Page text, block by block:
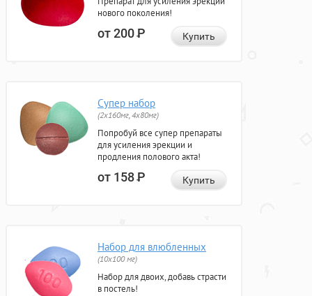
нового поколения!
от 200Р Купить
Супер набор
(2х160мг, 4х80мг)
Попробуй все супер препараты
для усиления эрекции и
продления полового акта!
от 158Р Купить
Набор для влюбленных
(10х100 мг)
Набор для двоих, добавь страсти
в постель!